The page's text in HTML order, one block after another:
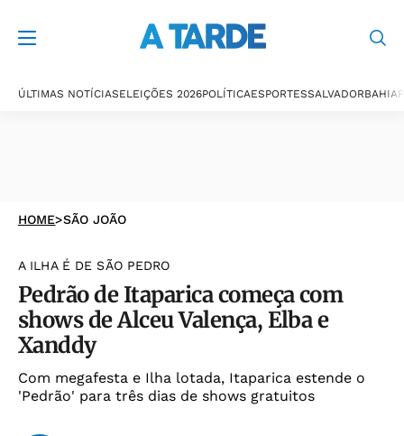
ÚLTIMAS NOTÍCIASELEIÇÕES 2026POLÍTICAESPORTESSALVADORBAHIA
HOME>SÃO JOÃO
A ILHA É DE SÃO PEDRO
Pedrão de Itaparica começa com
shows de Alceu Valença, Elba e
Xanddy
Com megafesta e Ilha lotada, Itaparica estende o
'Pedrão' para três dias de shows gratuitos